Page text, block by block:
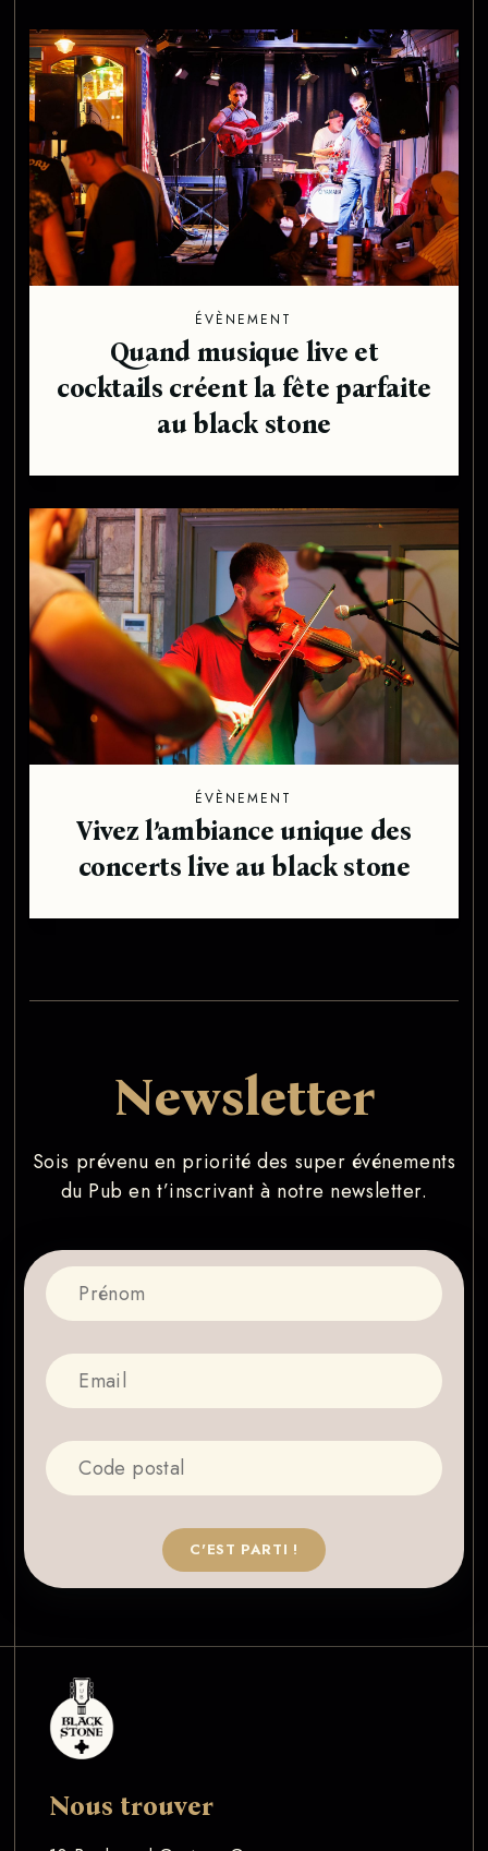
ÉVÈNEMENT
Quand musique live et
cocktails créent la fête parfaite
au black stone
ÉVÈNEMENT
Vivez l’ambiance unique des
concerts live au black stone
Newsletter
Sois prévenu en priorité des super événements
du Pub en t’inscrivant à notre newsletter.
C'EST PARTI !
Nous trouver